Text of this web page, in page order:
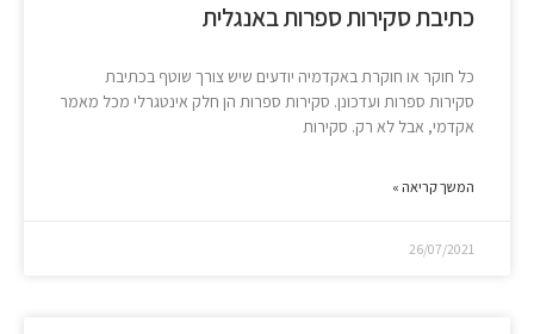
כתיבת סקירות ספרות באנגלית
כל חוקר או חוקרת באקדמיה יודעים שיש צורך שוטף בכתיבת
סקירות ספרות ועדכונן. סקירות ספרות הן חלק אינטגרלי מכל מאמר
אקדמי, אבל לא רק. סקירות
המשך קריאה »
26/07/2021